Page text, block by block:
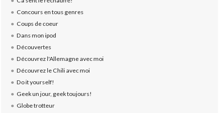
Concours en tous genres
Coups de coeur
Dans mon ipod
Découvertes
Découvrez l'Allemagne avec moi
Découvrez le Chili avec moi
Do it yourself!
Geek un jour, geek toujours!
Globe trotteur